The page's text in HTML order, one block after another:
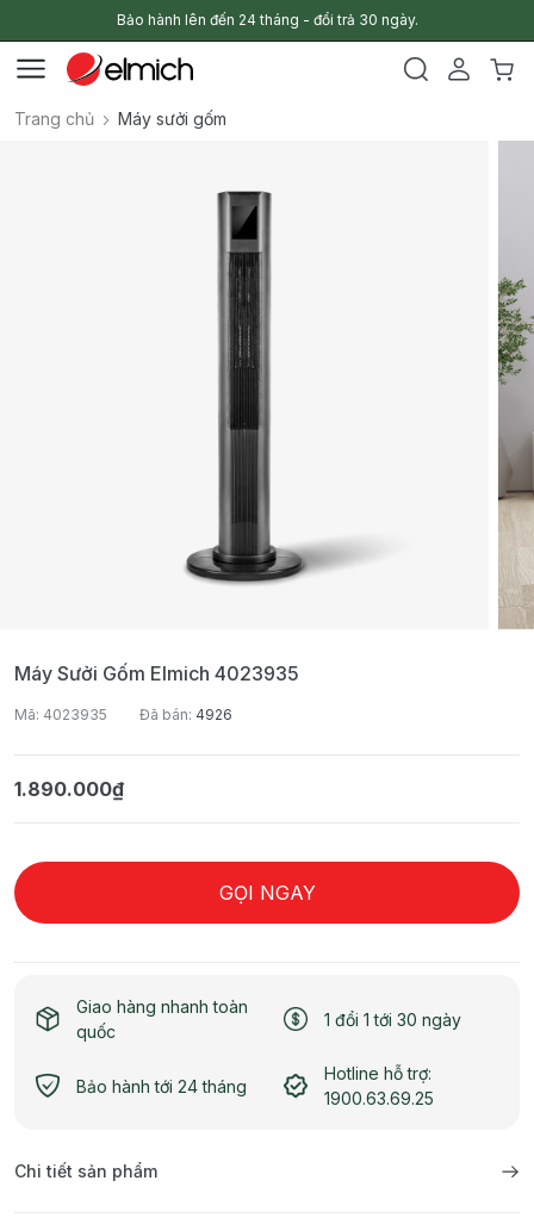
Bảo hành lên đến 24 tháng - đổi trả 30 ngày.
Trang chủ Máy sưởi gốm
Máy Sưởi Gốm Elmich 4023935
Mã: 4023935 Đã bán: 4926
1.890.000₫
GỌI NGAY
Giao hàng nhanh toàn
quốc
1 đổi 1 tới 30 ngày
Bảo hành tới 24 tháng
Hotline hỗ trợ:
1900.63.69.25
Chi tiết sản phẩm